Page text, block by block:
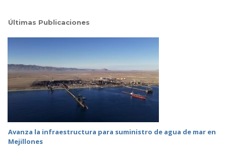
Últimas Publicaciones
Avanza la infraestructura para suministro de agua de mar en
Mejillones